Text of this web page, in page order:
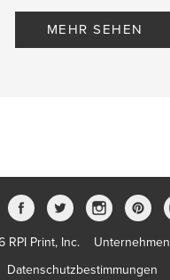
MEHR SEHEN
RPI Print, Inc. Unternehmen
Datenschutzbestimmungen